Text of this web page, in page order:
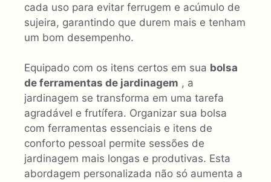
cada uso para evitar ferrugem e acúmulo de
sujeira, garantindo que durem mais e tenham
um bom desempenho.
Equipado com os itens certos em sua bolsa
de ferramentas de jardinagem , a
jardinagem se transforma em uma tarefa
agradável e frutífera. Organizar sua bolsa
com ferramentas essenciais e itens de
conforto pessoal permite sessões de
jardinagem mais longas e produtivas. Esta
abordagem personalizada não só aumenta a